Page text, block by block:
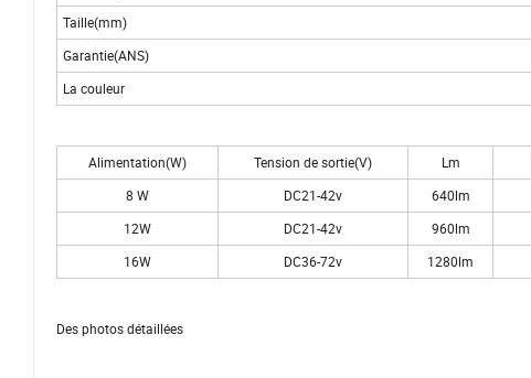
Taille(mm)
Garantie(ANS)
La couleur
Alimentation(W) Tension de sortie(V) Lm
8 W
DC21-42v 640lm
12W
DC21-42v 960lm
16W
DC36-72v 1280lm
Des photos détaillées